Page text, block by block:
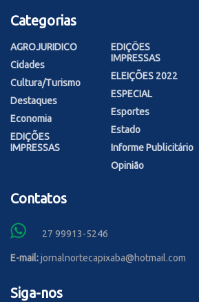
Categorias
AGROJURIDICO
Cidades
Cultura/Turismo
Destaques
Economia
EDIÇÕES
IMPRESSAS
EDIÇÕES
IMPRESSAS
ELEIÇÕES 2022
ESPECIAL
Esportes
Estado
Informe Publicitário
Opinião
Contatos
27 99913-5246
E-mail:jornalnortecapixaba@hotmail.com
Siga-nos